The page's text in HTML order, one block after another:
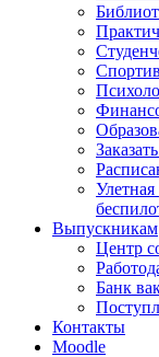
Выпускникам
Центр
Банк
Контакты
Moodle